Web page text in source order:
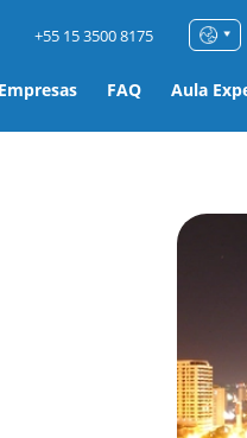
FAQ Aula
+55 15 3500 8175